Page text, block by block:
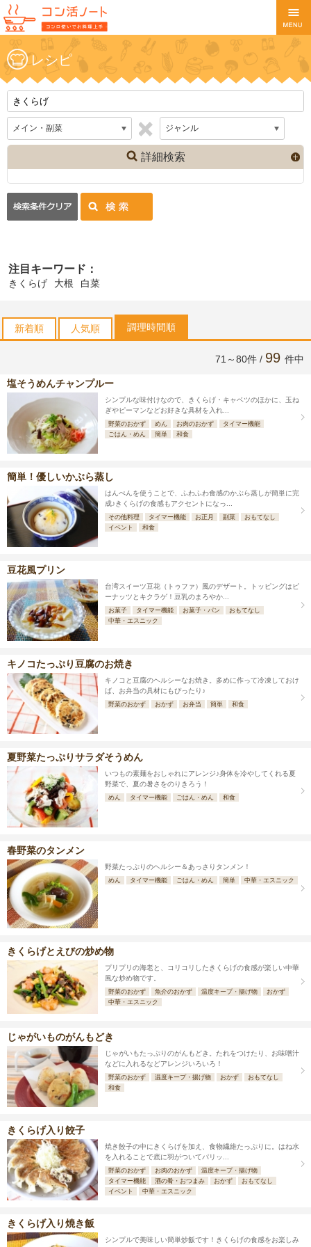
レシピ
詳細検索
注目キーワード：
きくらげ 大根 白菜
新着順 人気順 調理時間順
71～80件 / 99 件中
塩そうめんチャンプルー
シンプルな味付けなので、きくらげ・キャベツのほかに、玉ね
ぎやピーマンなどお好きな具材を入れ...
野菜のおかず めん お肉のおかず
タイマー機能
ごはん・めん
簡単 和食
簡単！優しいかぶら蒸し
はんぺんを使うことで、ふわふわ食感のかぶら蒸しが簡単に完
成♪きくらげの食感もアクセントになっ...
その他料理 タイマー機能 お正月 副菜
おもてなし
イベント
和食
豆花風プリン
台湾スイーツ豆花（トゥファ）風のデザート。トッピングはピ
ーナッツとキクラゲ！豆乳のまろやか...
お菓子 タイマー機能 お菓子・パン
おもてなし
中華・エスニック
キノコたっぷり豆腐のお焼き
キノコと豆腐のヘルシーなお焼き。多めに作って冷凍しておけ
ば、お弁当の具材にもぴったり♪
野菜のおかず おかず お弁当 簡単 和食
夏野菜たっぷりサラダそうめん
いつもの素麺をおしゃれにアレンジ♪身体を冷やしてくれる夏
野菜で、夏の暑さをのりきろう！
めん タイマー機能 ごはん・めん 和食
春野菜のタンメン
野菜たっぷりのヘルシー＆あっさりタンメン！
めん タイマー機能 ごはん・めん 簡単 中華・エスニック
きくらげとえびの炒め物
プリプリの海老と、コリコリしたきくらげの食感が楽しい中華
風な炒め物です。
野菜のおかず 魚介のおかず 温度キープ・揚げ物
おかず
中華・エスニック
じゃがいものがんもどき
じゃがいもたっぷりのがんもどき。たれをつけたり、お味噌汁
などに入れるなどアレンジいろいろ！
野菜のおかず 温度キープ・揚げ物 おかず
おもてなし
和食
きくらげ入り餃子
焼き餃子の中にきくらげを加え、食物繊維たっぷりに。はね水
を入れることで底に羽がついてパリッ...
野菜のおかず お肉のおかず
温度キープ・揚げ物
タイマー機能
酒の肴・おつまみ おかず
おもてなし
イベント
中華・エスニック
きくらげ入り焼き飯
シンプルで美味しい簡単炒飯です！きくらげの食感をお楽しみ